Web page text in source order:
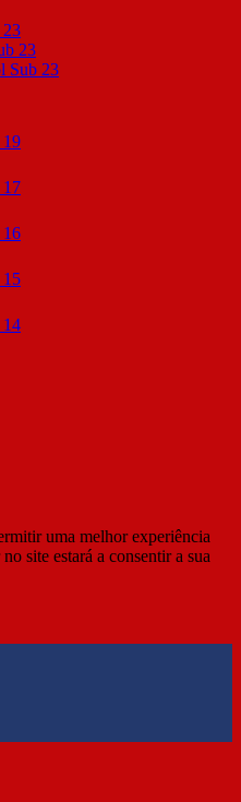
23
23
Sub 23
19
17
16
15
14
uma melhor experiência
site estará a consentir a sua